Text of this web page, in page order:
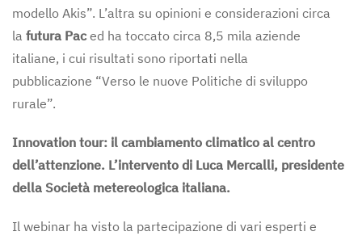
modello Akis”. L’altra su opinioni e considerazioni circa
la futura Paced ha toccato circa 8,5 mila aziende
italiane, i cui risultati sono riportati nella
pubblicazione “Verso le nuove Politiche di sviluppo
rurale”.
Innovation tour: il cambiamento climatico al centro
dell’attenzione. L’intervento di Luca Mercalli, presidente
della Società metereologica italiana.
Il webinar ha visto la partecipazione di vari esperti e